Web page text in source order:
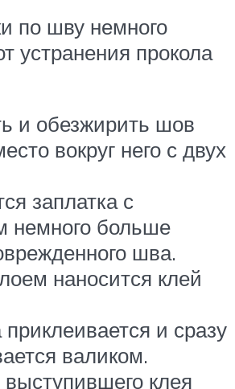
по шву немного
устранения прокола
и обезжирить шов
вокруг него с двух
заплатка с
немного больше
шва.
наносится клей
приклеивается и сразу
валиком.
клея